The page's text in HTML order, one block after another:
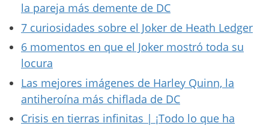
la pareja más demente de DC
7 curiosidades sobre el Joker de Heath Ledger
6 momentos en que el Joker mostró toda su
locura
Las mejores imágenes de Harley Quinn, la
antiheroína más chiflada de DC
Crisis en tierras infinitas | ¡Todo lo que ha